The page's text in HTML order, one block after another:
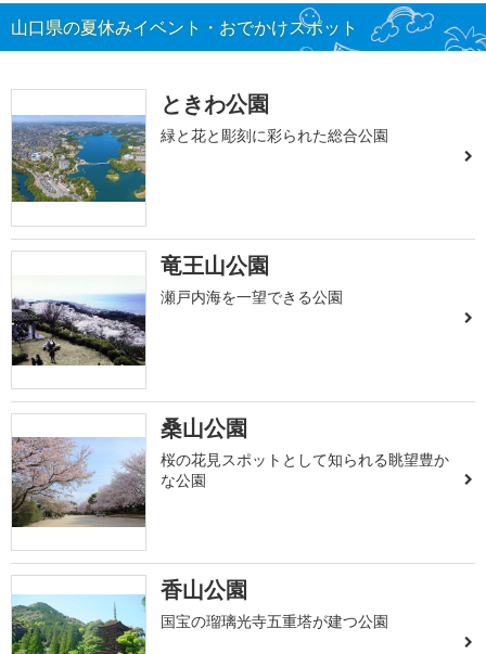
山口県の夏休みイベント・おでかけスポット
ときわ公園
緑と花と彫刻に彩られた総合公園
竜王山公園
瀬戸内海を一望できる公園
桑山公園
桜の花見スポットとして知られる眺望豊か
な公園
香山公園
国宝の瑠璃光寺五重塔が建つ公園